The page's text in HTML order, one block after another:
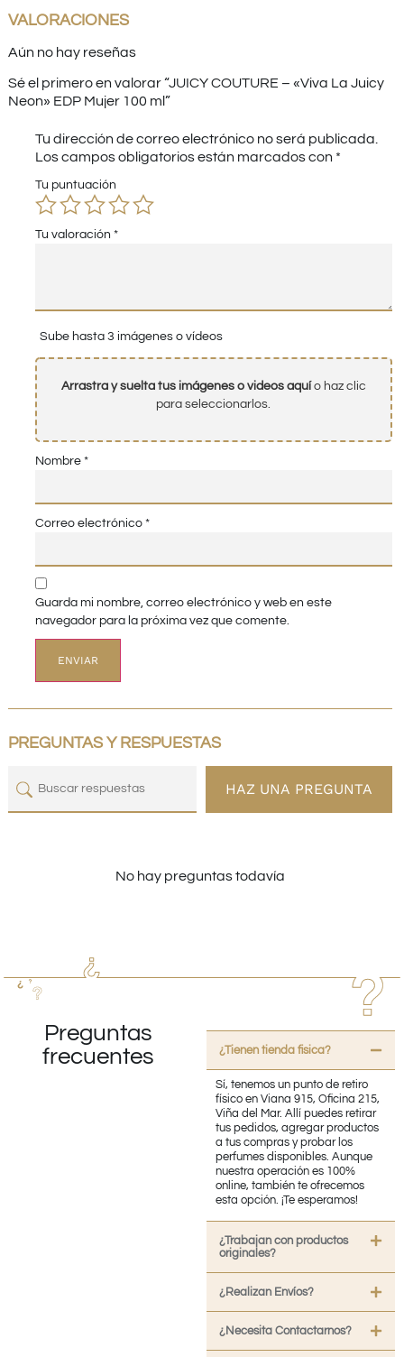
VALORACIONES
Aún no hay reseñas
Sé el primero en valorar “JUICY COUTURE – «Viva La Juicy
Neon» EDP Mujer 100 ml”
Tu dirección de correo electrónico no será publicada.
Los campos obligatorios están marcados con *
Tu puntuación
Tu valoración *
Sube hasta 3 imágenes o vídeos
Arrastra y suelta tus imágenes o videos aquío haz clic
para seleccionarlos.
Nombre *
Correo electrónico *
Guarda mi nombre, correo electrónico y web en este
navegador para la próxima vez que comente.
PREGUNTAS Y RESPUESTAS
HAZ UNA PREGUNTA
No hay preguntas todavía
Preguntas
frecuentes
¿Tienen tienda fisica?
Sí, tenemos un punto de retiro
físico en Viana 915, Oficina 215,
Viña del Mar. Allí puedes retirar
tus pedidos, agregar productos
a tus compras y probar los
perfumes disponibles. Aunque
nuestra operación es 100%
online, también te ofrecemos
esta opción. ¡Te esperamos!
¿Trabajan con productos
originales?
¿Realizan Envíos?
¿Necesita Contactarnos?